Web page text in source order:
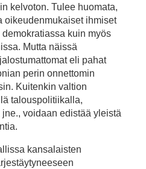
kelvoton. Tulee huomata,
oikeudenmukaiset ihmiset
kuin myös
Mutta näissä
eli pahat
perin onnettomin
Kuitenkin valtion
talouspolitiikalla,
voidaan edistää yleistä
kansalaisten